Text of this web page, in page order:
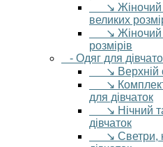
↘ Жіночий
великих
↘ Жіночий
розмірів
- Одяг для
↘ Верхній
↘
для дівчаток
↘ Нічний
дівчаток
↘ Светри,